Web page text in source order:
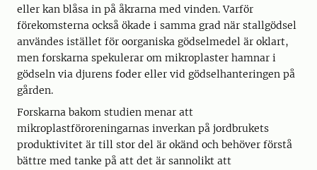
eller kan blåsa in på åkrarna med vinden. Varför
förekomsterna också ökade i samma grad när stallgödsel
användes istället för oorganiska gödselmedel är oklart,
men forskarna spekulerar om mikroplaster hamnar i
gödseln via djurens foder eller vid gödselhanteringen på
gården.
Forskarna bakom studien menar att
mikroplastföroreningarnas inverkan på jordbrukets
produktivitet är till stor del är okänd och behöver förstå
bättre med tanke på att det är sannolikt att